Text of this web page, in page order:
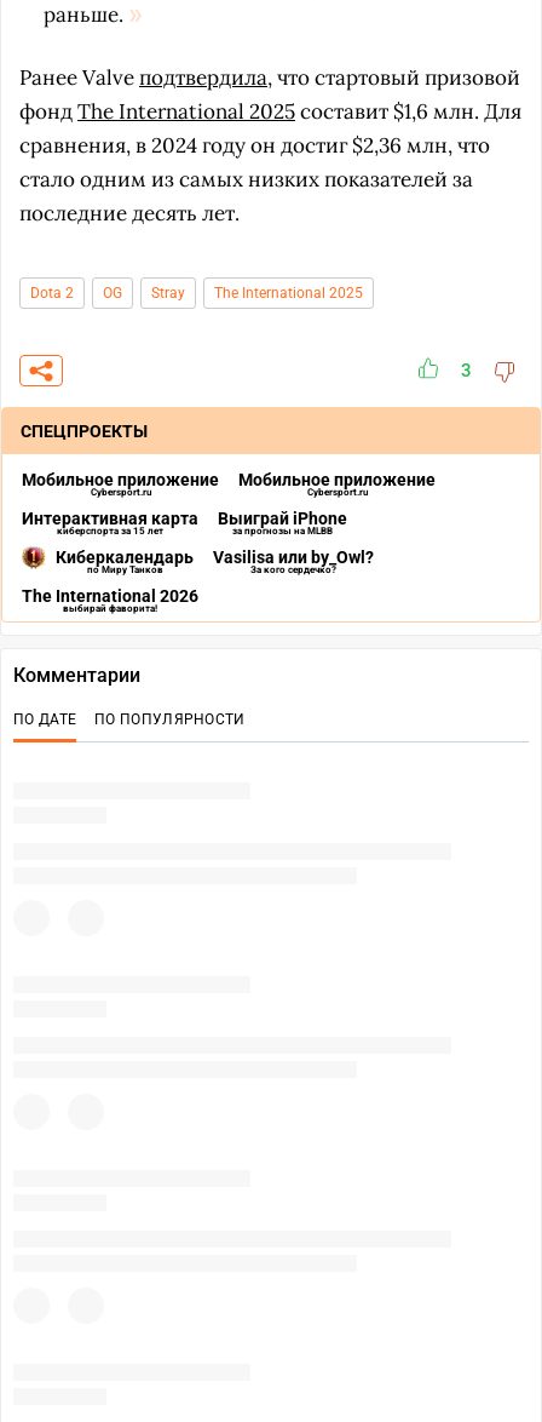
раньше.
Ранее Valveподтвердила, что стартовый призовой
фондThe International 2025составит $1,6 млн. Для
сравнения, в 2024 году он достиг $2,36 млн, что
стало одним из самых низких показателей за
последние десять лет.
Dota 2 OG Stray The International 2025
3
СПЕЦПРОЕКТЫ
Мобильное приложение
Cybersport.ru
Мобильное приложение
Cybersport.ru
Интерактивная карта
киберспорта за 15 лет
Выиграй iPhone
за прогнозы на MLBB
Киберкалендарь
по Миру Танков
Vasilisa или by_Owl?
За кого сердечко?
The International 2026
выбирай фаворита!
Комментарии
ПО ДАТЕ ПО ПОПУЛЯРНОСТИ